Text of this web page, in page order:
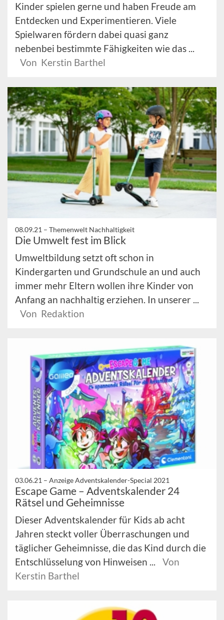
Kinder spielen gerne und haben Freude am
Entdecken und Experimentieren. Viele
Spielwaren fördern dabei quasi ganz
nebenbei bestimmte Fähigkeiten wie das ...
Von Kerstin Barthel
08.09.21 – Themenwelt Nachhaltigkeit
Die Umwelt fest im Blick
Umweltbildung setzt oft schon in
Kindergarten und Grundschule an und auch
immer mehr Eltern wollen ihre Kinder von
Anfang an nachhaltig erziehen. In unserer ...
Von Redaktion
03.06.21 – Anzeige Adventskalender-Special 2021
Escape Game – Adventskalender 24
Rätsel und Geheimnisse
Dieser Adventskalender für Kids ab acht
Jahren steckt voller Überraschungen und
täglicher Geheimnisse, die das Kind durch die
Entschlüsselung von Hinweisen ...
Von
Kerstin Barthel